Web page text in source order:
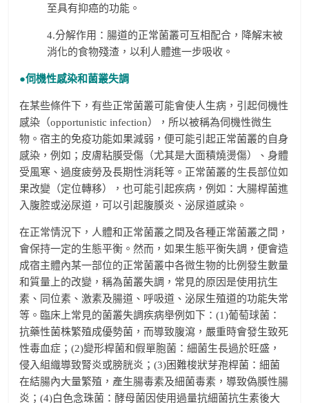
至具有抑癌的功能。
4.分解作用：腸道的正常菌叢可互相配合，降解末被
消化的食物殘渣，以利人體進一步吸收。
●伺機性感染和菌叢失調
在某些條件下，有些正常菌叢可能會使人生病，引起伺機性
感染（opportunistic infection），所以被稱為伺機性微生
物。宿主的免疫功能如果減弱，便可能引起正常菌叢的自身
感染，例如；皮膚粘膜受傷（尤其是大面積燒燙傷）、身體
受風寒、過度疲勞及長期性消耗等。正常菌叢的生長部位如
果改變（定位轉移），也可能引起疾病，例如：大腸桿菌進
入腹腔或泌尿道，可以引起腹膜炎、泌尿道感染。
在正常情況下，人體和正常菌叢之間及各種正常菌叢之間，
會保持一定的生態平衡。然而，如果生態平衡失調，便會造
成宿主體內某一部位的正常菌叢中各微生物的比例發生數量
和質量上的改變，稱為菌叢失調，常見的原因是使用抗生
素、同位素、激素及腸道、呼吸道、泌尿生殖道的功能失常
等。臨床上常見的菌叢失調疾病舉例如下：(1)葡萄球菌：
抗藥性菌株繁殖成優勢菌，而導致腹瀉，嚴重時會發生致死
性毒血症；(2)變形桿菌和假單胞菌：細菌生長過於旺盛，
侵入組織導致腎炎或膀胱炎；(3)困難梭狀芽孢桿菌：細菌
在結腸內大量繁殖，產生腸毒素及細菌毒素，導致偽膜性腸
炎；(4)白色念珠菌：酵母菌因使用過量抗細菌抗生素後大